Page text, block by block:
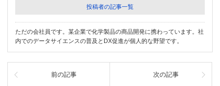
投稿者の記事一覧
ただの会社員です。某企業で化学製品の商品開発に携わっています。社
内でのデータサイエンスの普及とDX促進が個人的な野望です。
前の記事 次の記事